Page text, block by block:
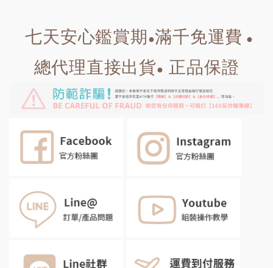
七天安心鑑賞期 ●滿千免運費 ●
總代理直接出貨● 正品保證